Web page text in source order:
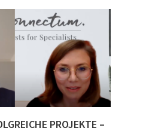
PROJEKTE –